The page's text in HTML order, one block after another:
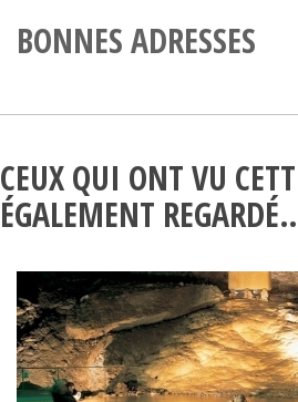
BONNES ADRESSES
CEUX QUI ONT VU
ÉGALEMENT